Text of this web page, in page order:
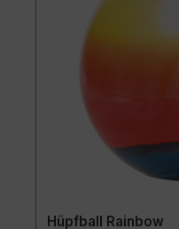
Hüpfball Rainbow